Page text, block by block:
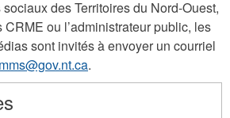
des Territoires du Nord-Ouest,
ou l’administrateur public, les
sont invités à envoyer un courriel
.